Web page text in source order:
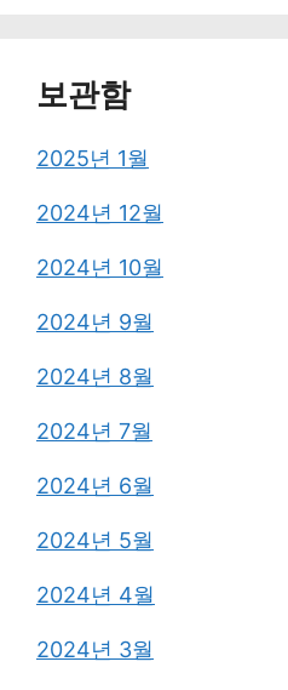
보관함
2025년 1월
2024년 12월
2024년 10월
2024년 9월
2024년 8월
2024년 7월
2024년 6월
2024년 5월
2024년 4월
2024년 3월